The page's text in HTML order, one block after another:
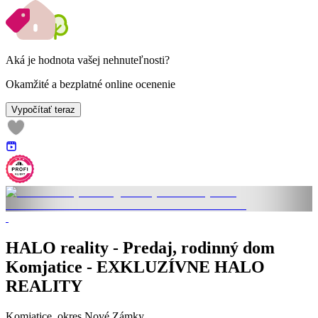
Aká je hodnota vašej nehnuteľnosti?
Okamžité a bezplatné online ocenenie
Vypočítať teraz
HALO reality - Predaj, rodinný dom
Komjatice - EXKLUZÍVNE HALO
REALITY